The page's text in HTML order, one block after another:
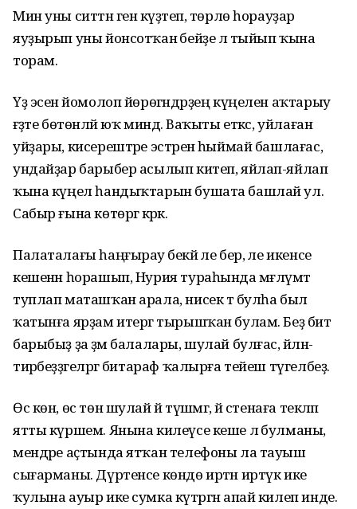
Мин уны ситтән генә күҙәтеп, төрлө һорауҙар
яуҙырып уны йонсотҡан әбейҙе лә тыйып ҡына
торам.
Үҙ эсенә йомолоп йөрөгәндәрҙең күңелен аҡтарыу
ғәҙәте бөтөнләй юҡ миндә. Ваҡыты еткәс, уйлаған
уйҙары, кисерештәре эстәренә һыймай башлағас,
ундайҙар барыбер асылып китеп, яйлап-яйлап
ҡына күңел һандыҡтарын бушата башлай ул.
Сабыр ғына көтөргә кәрәк.
Палаталағы һаңғырау әбекәй әле бер, әле икенсе
кешенән һорашып, Нурия тураһында мәғлүмәт
туплап маташҡан арала, нисек тә булһа был
ҡатынға ярҙам итергә тырышҡан булам. Беҙ бит
барыбыҙ ҙа әҙәм балалары, шулай булғас, әйләнә-
тирәбеҙҙәгеләргә битараф ҡалырға тейеш түгелбеҙ.
Өс көн, өс төн шулай йә түшәмгә, йә стенаға текләп
ятты күршем. Янына килеүсе кеше лә булманы,
мендәре аҫтында ятҡан телефоны ла тауыш
сығарманы. Дүртенсе көндө иртән иртүк ике
ҡулына ауыр ике сумка күтәргән апай килеп инде.